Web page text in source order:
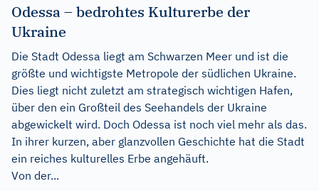
Odessa – bedrohtes Kulturerbe der
Ukraine
Die Stadt Odessa liegt am Schwarzen Meer und ist die
größte und wichtigste Metropole der südlichen Ukraine.
Dies liegt nicht zuletzt am strategisch wichtigen Hafen,
über den ein Großteil des Seehandels der Ukraine
abgewickelt wird. Doch Odessa ist noch viel mehr als das.
In ihrer kurzen, aber glanzvollen Geschichte hat die Stadt
ein reiches kulturelles Erbe angehäuft.
Von der...